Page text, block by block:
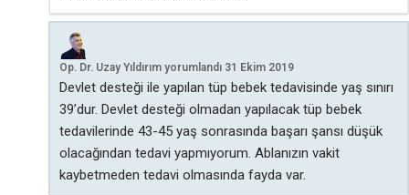
Op. Dr. Uzay Yıldırım yorumlandı 31 Ekim 2019
Devlet desteği ile yapılan tüp bebek tedavisinde yaş sınırı
39’dur. Devlet desteği olmadan yapılacak tüp bebek
tedavilerinde 43-45 yaş sonrasında başarı şansı düşük
olacağından tedavi yapmıyorum. Ablanızın vakit
kaybetmeden tedavi olmasında fayda var.